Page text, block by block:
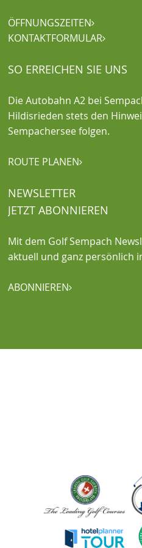
ÖFFNUNGSZEITEN
KONTAKTFORMULAR
SO ERREICHEN SIE UNS
Die Autobahn A2 bei
Hildisrieden stets den
Sempachersee folgen.
ROUTE PLANEN
NEWSLETTER
JETZT ABONNIEREN
Mit dem Golf Sempach
aktuell und ganz persönlich
ABONNIEREN